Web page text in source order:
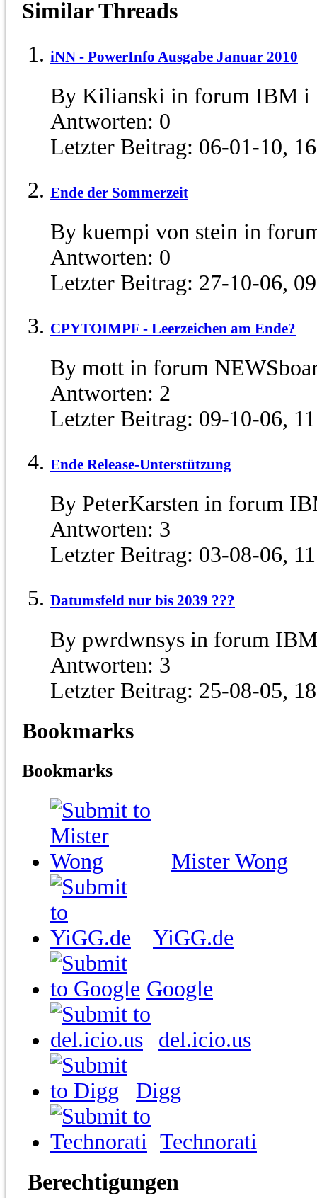
Similar Threads
iNN - PowerInfo Ausgabe Januar 2010
By Kilianski in forum IBM i
Antworten: 0
Letzter Beitrag: 06-01-10,
Ende der Sommerzeit
By kuempi von stein in
Antworten: 0
Letzter Beitrag: 27-10-06,
CPYTOIMPF - Leerzeichen am Ende?
By mott in forum
Antworten: 2
Letzter Beitrag: 09-10-06,
Ende Release-Unterstützung
By PeterKarsten in forum
Antworten: 3
Letzter Beitrag: 03-08-06,
Datumsfeld nur bis 2039 ???
By pwrdwnsys in forum
Antworten: 3
Letzter Beitrag: 25-08-05,
Bookmarks
Bookmarks
Mister Wong
YiGG.de
Google
del.icio.us
Digg
Technorati
Berechtigungen